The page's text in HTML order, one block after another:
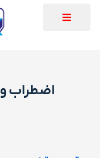
اضطراب و